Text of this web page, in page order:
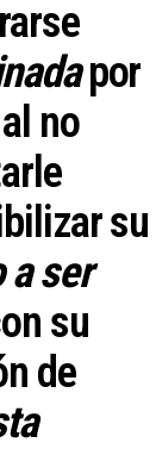
por
no
su
a ser
su
de